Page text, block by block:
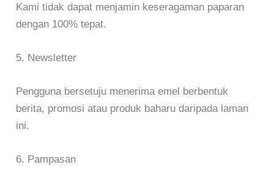
Kami tidak dapat menjamin keseragaman paparan
dengan 100% tepat.
5. Newsletter
Pengguna bersetuju menerima emel berbentuk
berita, promosi atau produk baharu daripada laman
ini.
6. Pampasan